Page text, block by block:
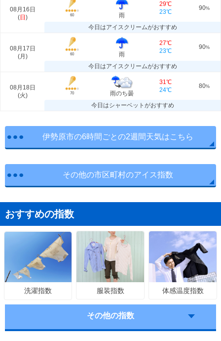
08月16日
(日 ) 60 雨
29℃
23℃
90%
今日はアイスクリームがおすすめ
08月17日
(月 ) 60 雨
27℃
23℃
90%
今日はアイスクリームがおすすめ
08月18日
(火) 70 雨のち曇
31℃
24℃
80%
今日はシャーベットがおすすめ
伊勢原市の6時間ごとの2週間天気はこちら
その他の市区町村のアイス指数
おすすめの指数
洗濯指数 服装指数 体感温度指数
その他の指数